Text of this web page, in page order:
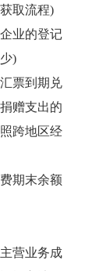
取流程)
业的登记
)
票到期兑
赠支出的
跨地区经
期末余额
营业务成